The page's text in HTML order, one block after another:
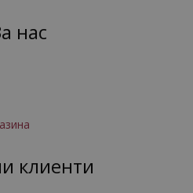
нас
клиенти